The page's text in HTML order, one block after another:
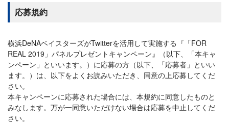
応募規約
横浜DeNAベイスターズがTwitterを活用して実施する『「FOR
REAL 2019」パネルプレゼントキャンペーン』（以下、「本キャ
ンペーン」といいます。）に応募の方（以下、「応募者」といい
ます。）は、以下をよくお読みいただき、同意の上応募してくだ
さい。
本キャンペーンに応募された場合には、本規約に同意したものと
みなします。万が一同意いただけない場合は応募を中止してくだ
さい。